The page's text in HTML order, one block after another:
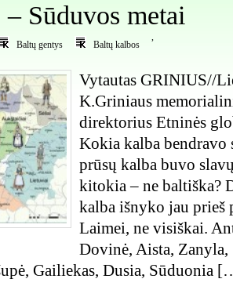
Sūduvos metai
Baltų gentys
,
Baltų kalbos
Vytautas GRINIUS//
K.Griniaus
direktorius Etninės
Kokia kalba bendravo
prūsų kalba buvo
kitokia – ne baltiška?
kalba išnyko jau prieš
Laimei, ne visiškai.
Dovinė, Aista,
Gailiekas, Dusia, Sūduonia